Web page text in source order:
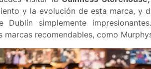
y la evolución de esta marca, y
Dublín simplemente
marcas recomendables, como